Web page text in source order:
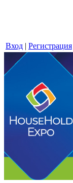
Вход | Регистрация